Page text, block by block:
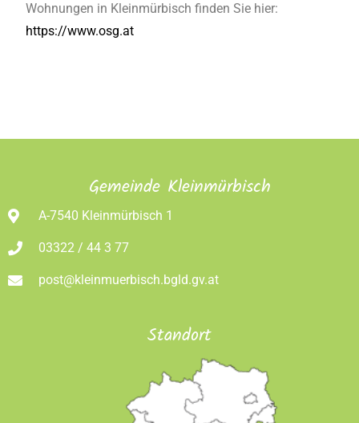
Wohnungen in Kleinmürbisch finden Sie hier:
https://www.osg.at
Gemeinde Kleinmürbisch
A-7540 Kleinmürbisch 1
03322 / 44 3 77
post@kleinmuerbisch.bgld.gv.at
Standort